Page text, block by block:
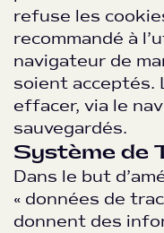
refuse les
recommandé à
navigateur de
soient acceptés.
effacer, via le
sauvegardés.
Système de
Dans le but
« données de
donnent des